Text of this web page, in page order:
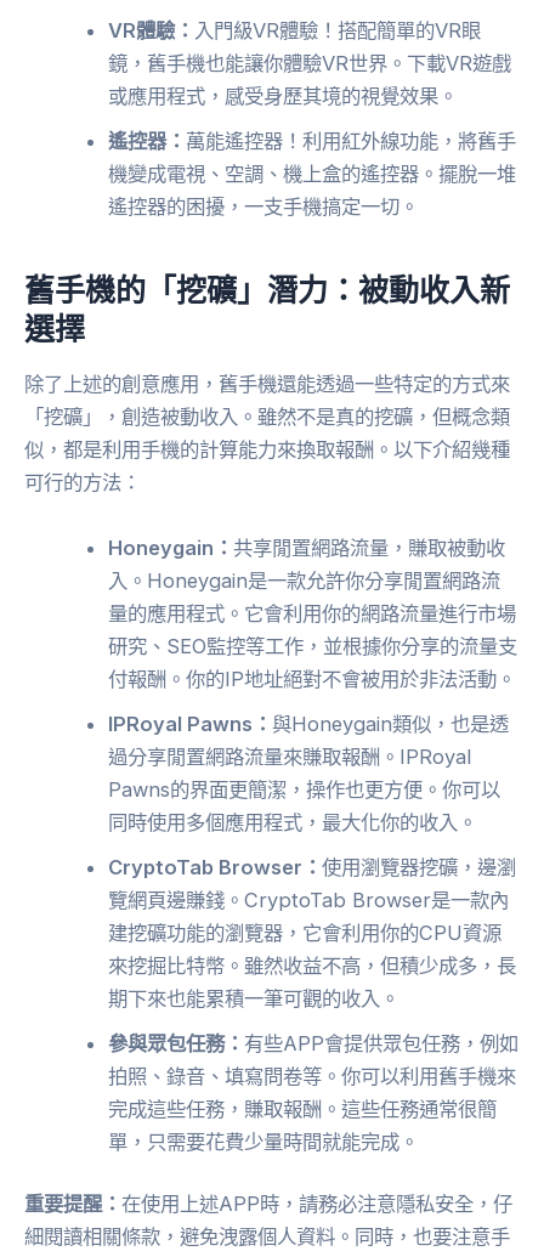
VR體驗： 入門級VR體驗！搭配簡單的VR眼
鏡，舊手機也能讓你體驗VR世界。下載VR遊戲
或應用程式，感受身歷其境的視覺效果。
遙控器： 萬能遙控器！利用紅外線功能，將舊手
機變成電視、空調、機上盒的遙控器。擺脫一堆
遙控器的困擾，一支手機搞定一切。
舊手機的「挖礦」潛力：被動收入新
選擇
除了上述的創意應用，舊手機還能透過一些特定的方式來
「挖礦」，創造被動收入。雖然不是真的挖礦，但概念類
似，都是利用手機的計算能力來換取報酬。以下介紹幾種
可行的方法：
Honeygain：共享閒置網路流量，賺取被動收
入。Honeygain是一款允許你分享閒置網路流
量的應用程式。它會利用你的網路流量進行市場
研究、SEO監控等工作，並根據你分享的流量支
付報酬。你的IP地址絕對不會被用於非法活動。
IPRoyal Pawns：與Honeygain類似，也是透
過分享閒置網路流量來賺取報酬。IPRoyal
Pawns的界面更簡潔，操作也更方便。你可以
同時使用多個應用程式，最大化你的收入。
CryptoTab Browser：使用瀏覽器挖礦，邊瀏
覽網頁邊賺錢。CryptoTab Browser是一款內
建挖礦功能的瀏覽器，它會利用你的CPU資源
來挖掘比特幣。雖然收益不高，但積少成多，長
期下來也能累積一筆可觀的收入。
參與眾包任務： 有些APP會提供眾包任務，例如
拍照、錄音、填寫問卷等。你可以利用舊手機來
完成這些任務，賺取報酬。這些任務通常很簡
單，只需要花費少量時間就能完成。
重要提醒： 在使用上述APP時，請務必注意隱私安全，仔
細閱讀相關條款，避免洩露個人資料。同時，也要注意手